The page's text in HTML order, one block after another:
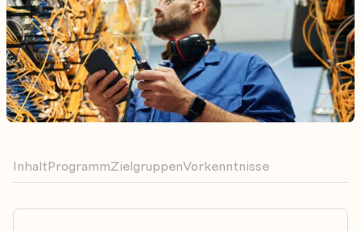
InhaltProgrammZielgruppenVorkenntnisse